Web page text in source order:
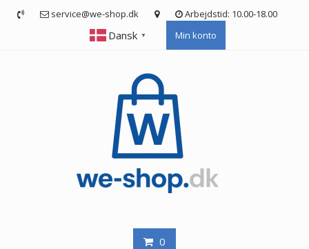
service@we-shop.dk Arbejdstid: 10.00-18.00
Dansk ▼ Min konto
0